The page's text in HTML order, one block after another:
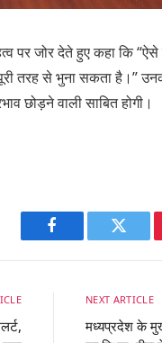
पर जोर देते हुए कहा कि
तरह से भुना सकता है।”
छोड़ने वाली साबित होगी।
Facebook
NEXT ARTICLE
मध्यप्रदेश के